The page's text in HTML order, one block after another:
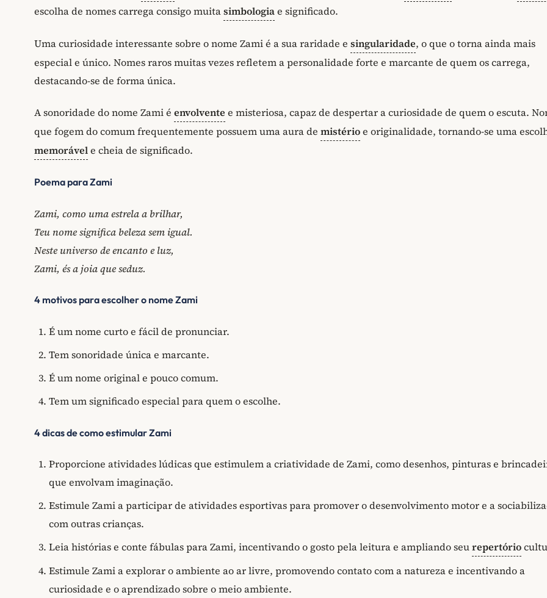
escolha de nomes carrega consigo muitasimbologiae significado.
Uma curiosidade interessante sobre o nome Zami é a sua raridade e singularidade, o que o torna ainda mais
especial e único. Nomes raros muitas vezes refletem a personalidade forte e marcante de quem os carrega,
destacando-se de forma única.
A sonoridade do nome Zami é envolvente e misteriosa, capaz de despertar a curiosidade de quem o escuta.
que fogem do comum frequentemente possuem uma aura de mistérioe originalidade, tornando-se uma
memorávele cheia de significado.
Poema para Zami
Zami, como uma estrela a brilhar,
Teu nome significa beleza sem igual.
Neste universo de encanto e luz,
Zami, és a joia que seduz.
4 motivos para escolher o nome Zami
É um nome curto e fácil de pronunciar.
Tem sonoridade única e marcante.
É um nome original e pouco comum.
Tem um significado especial para quem o escolhe.
4 dicas de como estimular Zami
Proporcione atividades lúdicas que estimulem a criatividade de Zami, como desenhos, pinturas e
que envolvam imaginação.
Estimule Zami a participar de atividades esportivas para promover o desenvolvimento motor e a
com outras crianças.
Leia histórias e conte fábulas para Zami, incentivando o gosto pela leitura e ampliando seurepertório
Estimule Zami a explorar o ambiente ao ar livre, promovendo contato com a natureza e incentivando a
curiosidade e o aprendizado sobre o meio ambiente.